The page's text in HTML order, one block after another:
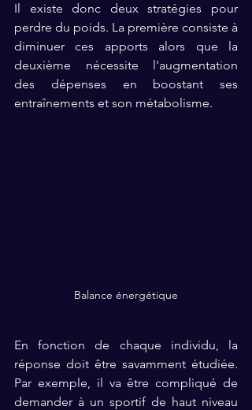
Il existe donc deux stratégies pour
perdre du poids. La première consiste à
diminuer ces apports alors que la
deuxième nécessite l'augmentation
des dépenses en boostant ses
entraînements et son métabolisme.
Balance énergétique
En fonction de chaque individu, la
réponse doit être savamment étudiée.
Par exemple, il va être compliqué de
demander à un sportif de haut niveau